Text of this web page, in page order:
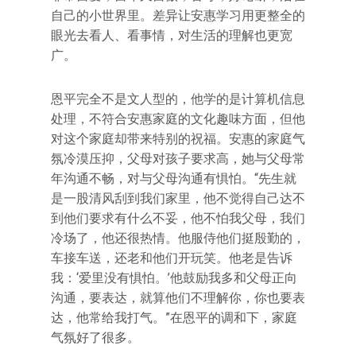
自己的小世界里。差异让安惠学习用更整全的
眼光去看人、看事情，对生活的理解也更宽
广。
恩平完全不是文人型的，他学的是计算机信息
处理，不符合安惠家庭的文化趣味方面，但他
对这个家庭却带来特别的祝福。安惠的家庭气
氛冷漠压抑，父母对孩子要求高，她与父母常
年沟通不畅，对与父母沟通有惧怕。“先生就
是一股清风刮到我们家里，他不觉得自己达不
到他们要求有什么不妥，他不怕我父母，我们
冷场了，他还很热情。他服侍他们挺殷勤的，
车接车送，还老和他们开玩笑。他老是告诉
我：‘爱里没有惧怕。’他鼓励我多和父母正向
沟通，要表达，就算他们不理解你，你也要表
达，他常给我打气。”在恩平的调和下，家庭
气氛好了很多。